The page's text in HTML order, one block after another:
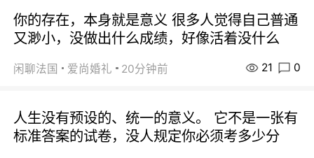
你的存在，本身就是意义 很多人觉得自己普通
又渺小，没做出什么成绩，好像活着没什么
闲聊法国 爱尚婚礼 20分钟前 21 0
人生没有预设的、统一的意义。 它不是一张有
标准答案的试卷，没人规定你必须考多少分